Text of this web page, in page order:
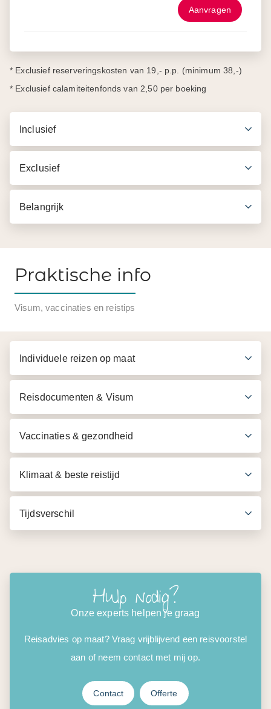
Aanvragen
* Exclusief reserveringskosten van 19,- p.p. (minimum 38,-)
* Exclusief calamiteitenfonds van 2,50 per boeking
Inclusief
Exclusief
Belangrijk
Praktische info
Visum, vaccinaties en reistips
Individuele reizen op maat
Reisdocumenten & Visum
Vaccinaties & gezondheid
Klimaat & beste reistijd
Tijdsverschil
Hulp nodig?
Onze experts helpen je graag
Reisadvies op maat? Vraag vrijblijvend een reisvoorstel
aan of neem contact met mij op.
Contact Offerte